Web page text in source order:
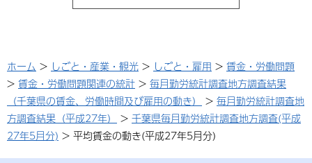
ホーム > しごと・産業・観光 > しごと・雇用 > 賃金・労働問題
> 賃金・労働問題関連の統計 > 毎月勤労統計調査地方調査結果
（千葉県の賃金、労働時間及び雇用の動き）
> 毎月勤労統計調査地
方調査結果（平成27年）
> 千葉県毎月勤労統計調査地方調査(平成
27年5月分) > 平均賃金の動き(平成27年5月分)